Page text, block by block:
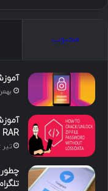
محبوب
بهمن ۱۳,
RAR
تیر ۱۶, ۱۳۹۹